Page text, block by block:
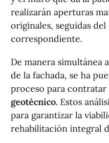
realizarán aperturas
originales, seguidas
correspondiente.
De manera simultánea
de la fachada, se ha
proceso para contratar
geotécnico. Estos
para garantizar la
rehabilitación integral